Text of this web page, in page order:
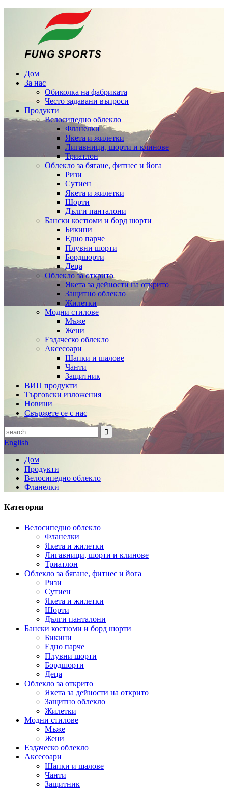
Дом
За нас
Обиколка на фабриката
Често задавани въпроси
Продукти
Велосипедно облекло
Фланелки
Якета и жилетки
Лигавници, шорти и клинове
Триатлон
Облекло за бягане, фитнес и йога
Ризи
Сутиен
Якета и жилетки
Шорти
Дълги панталони
Бански костюми и борд шорти
Бикини
Едно парче
Плувни шорти
Бордшорти
Деца
Облекло за открито
Якета за дейности на открито
Защитно облекло
Жилетки
Модни стилове
Мъже
Жени
Ездаческо облекло
Аксесоари
Шапки и шалове
Чанти
Защитник
ВИП продукти
Търговски изложения
Новини
Свържете се с нас
English
Дом
Продукти
Велосипедно облекло
Фланелки
Категории
Велосипедно облекло
Фланелки
Якета и жилетки
Лигавници, шорти и клинове
Триатлон
Облекло за бягане, фитнес и йога
Ризи
Сутиен
Якета и жилетки
Шорти
Дълги панталони
Бански костюми и борд шорти
Бикини
Едно парче
Плувни шорти
Бордшорти
Деца
Облекло за открито
Якета за дейности на открито
Защитно облекло
Жилетки
Модни стилове
Мъже
Жени
Ездаческо облекло
Аксесоари
Шапки и шалове
Чанти
Защитник